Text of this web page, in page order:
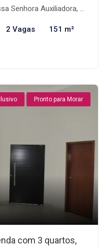
Auxiliadora, Tremembé-SP
2 Vagas 151 m²
Pronto para Morar
com 3 quartos,